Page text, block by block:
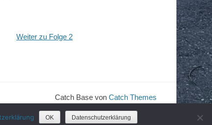
Weiter zu Folge 2
Catch Base von Catch Themes
OK Datenschutzerklärung